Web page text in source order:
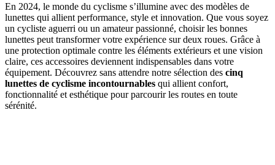
En 2024, le monde du cyclisme s’illumine avec des modèles de
lunettes qui allient performance, style et innovation. Que vous soyez
un cycliste aguerri ou un amateur passionné, choisir les bonnes
lunettes peut transformer votre expérience sur deux roues. Grâce à
une protection optimale contre les éléments extérieurs et une vision
claire, ces accessoires deviennent indispensables dans votre
équipement. Découvrez sans attendre notre sélection des cinq
lunettes de cyclisme incontournables qui allient confort,
fonctionnalité et esthétique pour parcourir les routes en toute
sérénité.